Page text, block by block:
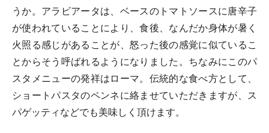
うか。アラビアータは、ベースのトマトソースに唐辛子
が使われていることにより、食後、なんだか身体が暑く
火照る感じがあることが、怒った後の感覚に似ているこ
とからそう呼ばれるようになりました。ちなみにこのパ
スタメニューの発祥はローマ。伝統的な食べ方として、
ショートパスタのペンネに絡ませていただきますが、ス
パゲッティなどでも美味しく頂けます。